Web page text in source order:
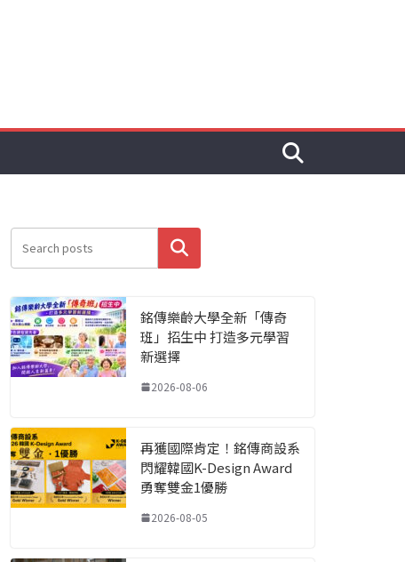
搜尋
銘傳樂齡大學全新「傳奇
班」招生中 打造多元學習
新選擇
2026-08-06
再獲國際肯定！銘傳商設系
閃耀韓國K-Design Award
勇奪雙金1優勝
2026-08-05